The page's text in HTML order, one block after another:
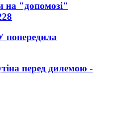
"допомозі"
попередила
перед дилемою -